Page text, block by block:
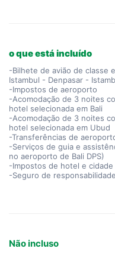
o que está incluído
-Bilhete de avião de classe
Istambul - Denpasar -
-Impostos de aeroporto
-Acomodação de 3 noites
hotel selecionada em Bali
-Acomodação de 3 noites
hotel selecionada em Ubud
-Transferências de
-Serviços de guia e
no aeroporto de Bali DPS)
-Impostos de hotel e cidade
-Seguro de
Não incluso